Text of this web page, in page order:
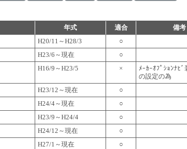
年式 適合
備考
H20/11～H28/3
○
H23/6～現在
○
H16/9～H23/5 ×
ﾒｰｶｰｵﾌﾟｼｮﾝﾅﾋ
の設定の為
H23/12～現在
○
H24/4～現在
○
H23/9～H24/4
○
H24/12～現在
○
H27/1～現在
○